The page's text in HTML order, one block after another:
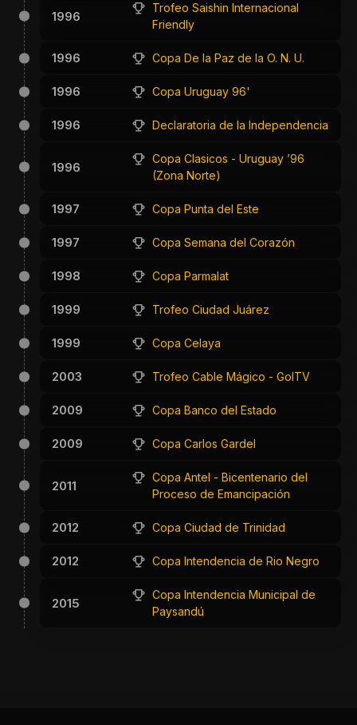
1996
Trofeo Saishin Internacional
Friendly
1996 Copa De la Paz de la O. N. U.
1996 Copa Uruguay 96'
1996 Declaratoria de la Independencia
1996
Copa Clasicos - Uruguay ’96
(Zona Norte)
1997 Copa Punta del Este
1997 Copa Semana del Corazón
1998 Copa Parmalat
1999 Trofeo Ciudad Juárez
1999 Copa Celaya
2003 Trofeo Cable Mágico - GolTV
2009 Copa Banco del Estado
2009 Copa Carlos Gardel
2011
Copa Antel - Bicentenario del
Proceso de Emancipación
2012 Copa Ciudad de Trinidad
2012 Copa Intendencia de Rio Negro
2015
Copa Intendencia Municipal de
Paysandú